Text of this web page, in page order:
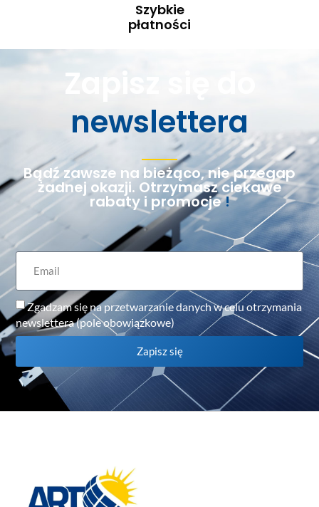
Szybkie
płatności
Zapisz się do
newslettera
Bądź zawsze na bieżąco, nie przegap
żadnej okazji. Otrzymasz ciekawe
rabaty i promocje!
Zgadzam się na przetwarzanie danych w celu otrzymania
newslettera (pole obowiązkowe)
Zapisz się